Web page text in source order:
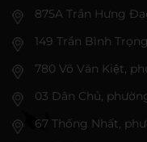
875A Trần Hưng
149 Trần Bình
780 Võ Văn Kiệt,
03 Dân Chủ,
67 Thống Nhất,